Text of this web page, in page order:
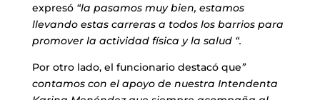
expresó “la pasamos muy bien, estamos
llevando estas carreras a todos los barrios para
promover la actividad física y la salud “.
Por otro lado, el funcionario destacó que”
contamos con el apoyo de nuestra Intendenta